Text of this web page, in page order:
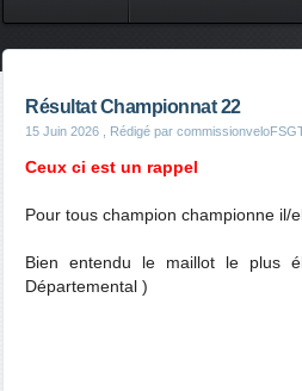
Résultat Championnat 22
15 Juin 2026 , Rédigé par
Ceux ci est un rappel
Pour tous champion championne il/
Bien entendu le maillot le plus
Départemental )